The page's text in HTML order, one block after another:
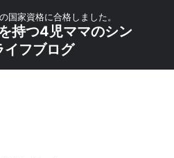
国家資格に合格しました。
持つ4児ママのシン
イフブログ